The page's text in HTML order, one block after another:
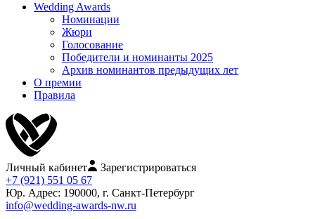
Wedding Awards
Номинации
Жюри
Голосование
Победители и номинанты 2025
Архив номинантов предыдущих лет
О премии
Правила
Личный кабинет
Зарегистрироваться
+7 (921) 551 05 67
Юр. Адрес: 190000, г. Санкт-Петербург
info@wedding-awards-nw.ru